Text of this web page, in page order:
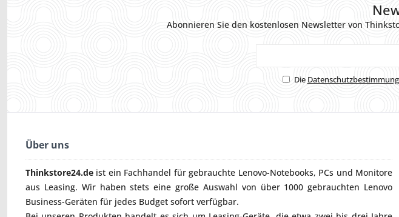
Abonnieren Sie den kostenlosen Newsletter von
Die
Über uns
Thinkstore24.de ist ein Fachhandel für gebrauchte Lenovo-Notebooks, PCs und Monitore
aus Leasing. Wir haben stets eine große Auswahl von über 1000 gebrauchten Lenovo
Business-Geräten für jedes Budget sofort verfügbar.